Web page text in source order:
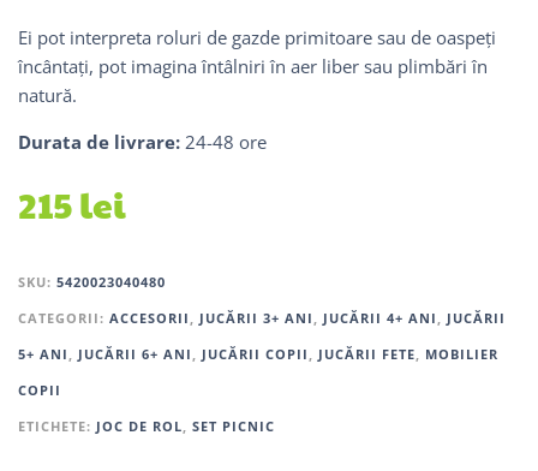
Ei pot interpreta roluri de gazde primitoare sau de oaspeți
încântați, pot imagina întâlniri în aer liber sau plimbări în
natură.
Durata de livrare: 24-48 ore
215lei
SKU: 5420023040480
CATEGORII: ACCESORII JUCĂRII 3+ ANI JUCĂRII 4+ ANI
JUCĂRII
5+ ANI
JUCĂRII 6+ ANI JUCĂRII COPII JUCĂRII FETE
MOBILIER
COPII
ETICHETE: JOC DE ROL SET PICNIC